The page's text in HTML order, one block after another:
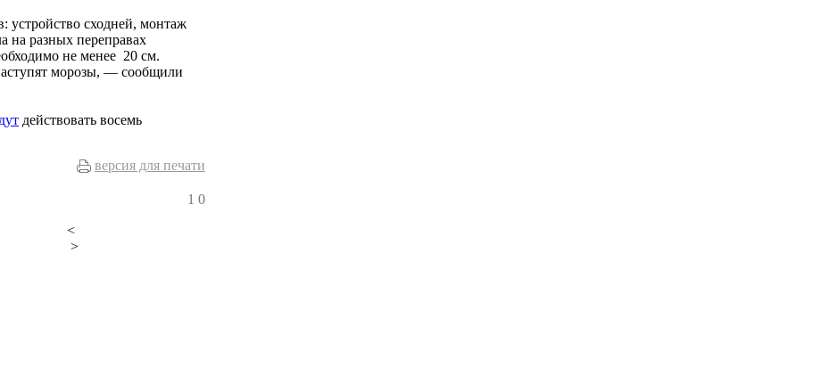
устройство сходней, монтаж
на разных переправах
не менее 20 см.
морозы, — сообщили
действовать восемь
версия для печати
1 0
<
>